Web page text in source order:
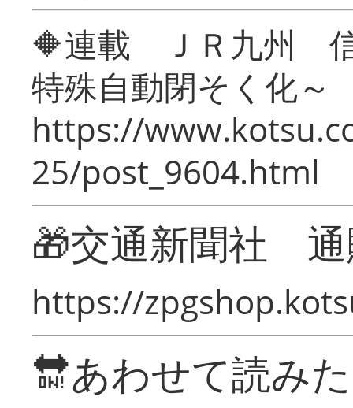
🔶連載 ＪＲ九州 信
特殊自動閉そく化～
https://
25/post_9604.html
🎁交通新聞社
https://
🔛あわせて読み